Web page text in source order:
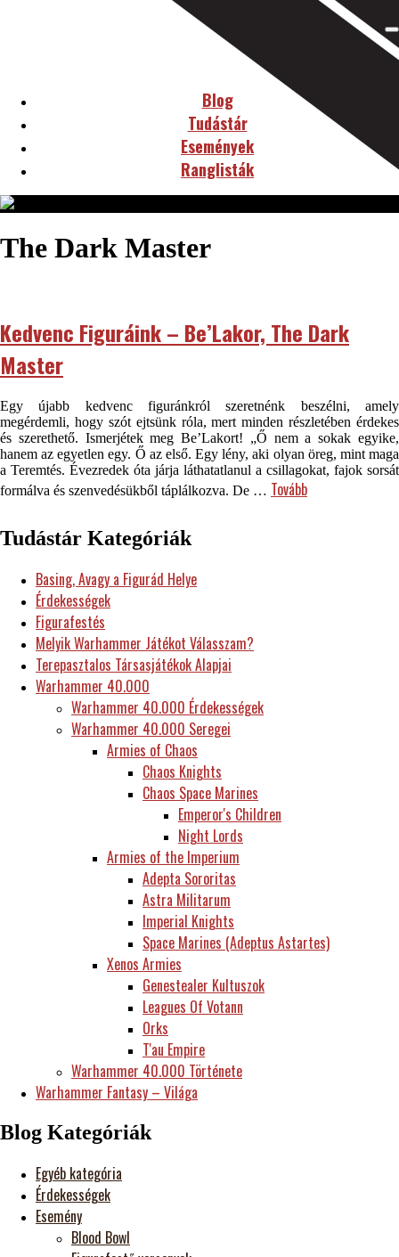
Blog
Tudástár
Események
Ranglisták
The Dark Master
Kedvenc Figuráink – Be’Lakor, The Dark
Master
Egy újabb kedvenc figuránkról szeretnénk beszélni, amely
megérdemli, hogy szót ejtsünk róla, mert minden részletében érdekes
és szerethető. Ismerjétek meg Be’Lakort! „Ő nem a sokak egyike,
hanem az egyetlen egy. Ő az első. Egy lény, aki olyan öreg, mint maga
a Teremtés. Évezredek óta járja láthatatlanul a csillagokat, fajok sorsát
formálva és szenvedésükből táplálkozva. De … Tovább
Tudástár Kategóriák
Basing, Avagy a Figurád Helye
Érdekességek
Figurafestés
Melyik Warhammer Játékot Válasszam?
Terepasztalos Társasjátékok Alapjai
Warhammer 40.000
Warhammer 40.000 Érdekességek
Warhammer 40.000 Seregei
Armies of Chaos
Chaos Knights
Chaos Space Marines
Emperor's Children
Night Lords
Armies of the Imperium
Adepta Sororitas
Astra Militarum
Imperial Knights
Space Marines (Adeptus Astartes)
Xenos Armies
Genestealer Kultuszok
Leagues Of Votann
Orks
T'au Empire
Warhammer 40.000 Története
Warhammer Fantasy – Világa
Blog Kategóriák
Egyéb kategória
Érdekességek
Esemény
Blood Bowl